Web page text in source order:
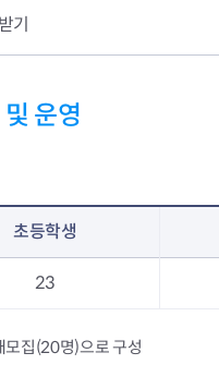
기
운영
초등학생
23
집(20명)으로 구성